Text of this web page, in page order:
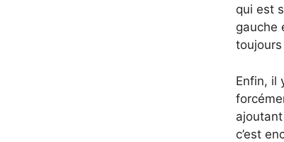
qui est
gauche
Enfin, il
c’est